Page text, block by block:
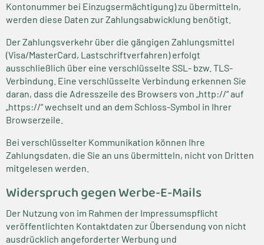
Kontonummer bei Einzugsermächtigung) zu übermitteln,
werden diese Daten zur Zahlungsabwicklung benötigt.
Der Zahlungsverkehr über die gängigen Zahlungsmittel
(Visa/MasterCard, Lastschriftverfahren) erfolgt
ausschließlich über eine verschlüsselte SSL- bzw. TLS-
Verbindung. Eine verschlüsselte Verbindung erkennen Sie
daran, dass die Adresszeile des Browsers von „http://“ auf
„https://“ wechselt und an dem Schloss-Symbol in Ihrer
Browserzeile.
Bei verschlüsselter Kommunikation können Ihre
Zahlungsdaten, die Sie an uns übermitteln, nicht von Dritten
mitgelesen werden.
Widerspruch gegen Werbe-E-Mails
Der Nutzung von im Rahmen der Impressumspflicht
veröffentlichten Kontaktdaten zur Übersendung von nicht
ausdrücklich angeforderter Werbung und